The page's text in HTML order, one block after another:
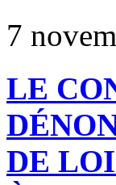
7
LE
DE